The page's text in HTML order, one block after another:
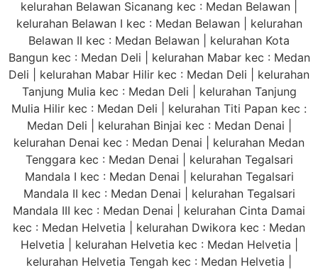
kelurahan Belawan Sicanang kec : Medan Belawan |
kelurahan Belawan I kec : Medan Belawan | kelurahan
Belawan II kec : Medan Belawan | kelurahan Kota
Bangun kec : Medan Deli | kelurahan Mabar kec : Medan
Deli | kelurahan Mabar Hilir kec : Medan Deli | kelurahan
Tanjung Mulia kec : Medan Deli | kelurahan Tanjung
Mulia Hilir kec : Medan Deli | kelurahan Titi Papan kec :
Medan Deli | kelurahan Binjai kec : Medan Denai |
kelurahan Denai kec : Medan Denai | kelurahan Medan
Tenggara kec : Medan Denai | kelurahan Tegalsari
Mandala I kec : Medan Denai | kelurahan Tegalsari
Mandala II kec : Medan Denai | kelurahan Tegalsari
Mandala III kec : Medan Denai | kelurahan Cinta Damai
kec : Medan Helvetia | kelurahan Dwikora kec : Medan
Helvetia | kelurahan Helvetia kec : Medan Helvetia |
kelurahan Helvetia Tengah kec : Medan Helvetia |